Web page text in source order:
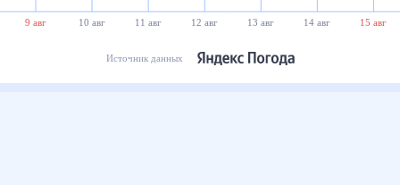
9 авг 10 авг 11 авг 12 авг 13 авг 14 авг 15 авг
Источник данных